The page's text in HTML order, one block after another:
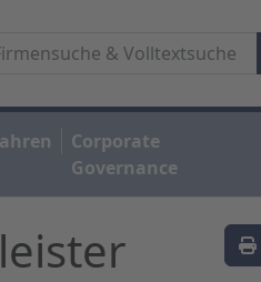
Corporate
Governance